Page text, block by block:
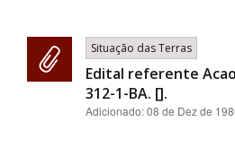
Situação das Terras
Edital referente
312-1-BA. [].
Adicionado:08 de Dez de